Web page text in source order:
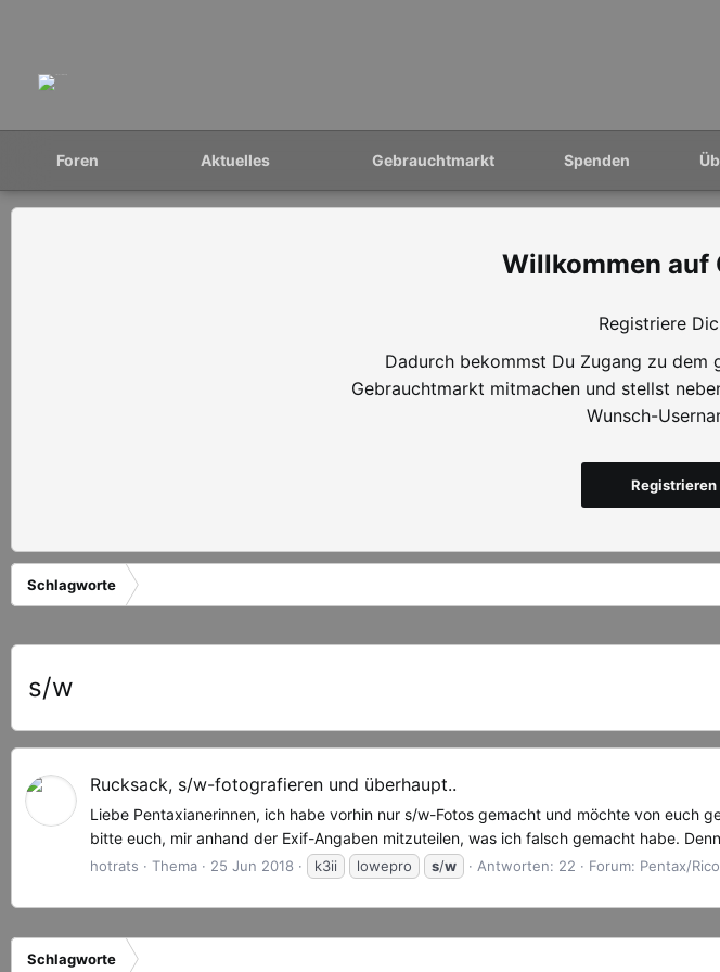
Foren Aktuelles Gebrauchtmarkt Spenden
Registriere
Dadurch bekommst Du Zugang zu
Gebrauchtmarkt mitmachen und stellst
Wunsch-
Registrieren
Schlagworte
s/w
Rucksack, s/w-fotografieren und überhaupt..
Liebe Pentaxianerinnen, ich habe vorhin nur s/w-Fotos gemacht und möchte von euch
bitte euch, mir anhand der Exif-Angaben mitzuteilen, was ich falsch gemacht habe.
hotrats Thema 25 Jun 2018 k3ii lowepro s/w Antworten: 22 Forum: Pentax/
Schlagworte